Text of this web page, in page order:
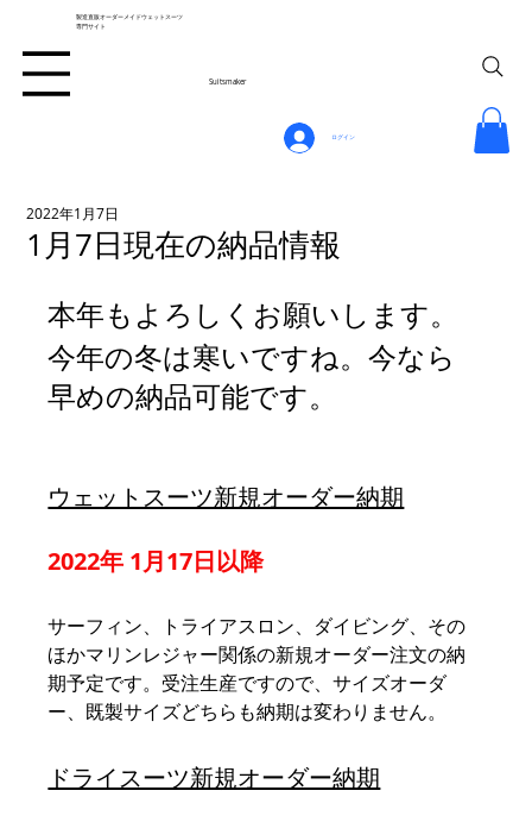
Suitsmaker
製造直販オーダーメイドウェットスーツ
専門サイト
ログイン
1月7日現在の納品情報
2022年1月7日
本年もよろしくお願いします。
今年の冬は寒いですね。今なら
早めの納品可能です。
ウェットスーツ新規オーダー納期
2022年 1月17日以降
サーフィン、トライアスロン、ダイビング、その
ほかマリンレジャー関係の新規オーダー注文の納
期予定です。受注生産ですので、サイズオーダ
ー、既製サイズどちらも納期は変わりません。
ドライスーツ新規オーダー納期